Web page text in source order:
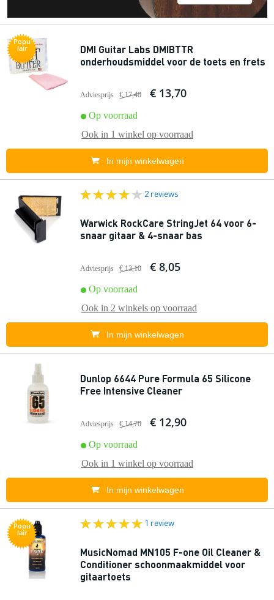
Popu
lair
DMI Guitar Labs DMIBTTR
onderhoudsmiddel voor de toets en frets
Adviesprijs € 17,40 € 13,70
Op voorraad
Ook in 1 winkel op voorraad
In mijn winkelwagen
2 reviews
Warwick RockCare StringJet 64 voor 6-
snaar gitaar & 4-snaar bas
Adviesprijs € 13,10 € 8,05
Op voorraad
Ook in 2 winkels op voorraad
In mijn winkelwagen
Dunlop 6644 Pure Formula 65 Silicone
Free Intensive Cleaner
Adviesprijs € 14,70 € 12,90
Op voorraad
Ook in 1 winkel op voorraad
In mijn winkelwagen
Popu
lair
1 review
MusicNomad MN105 F-one Oil Cleaner &
Conditioner schoonmaakmiddel voor
gitaartoets